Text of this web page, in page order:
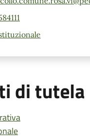
di tutela